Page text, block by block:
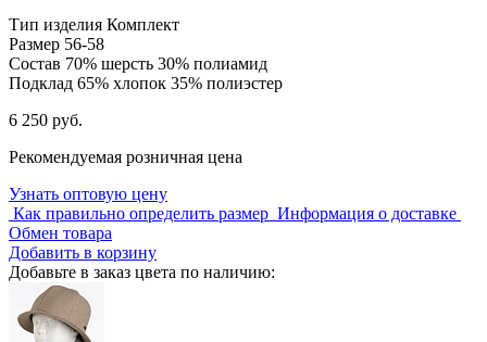
Тип изделия Комплект
Размер 56-58
Состав 70% шерсть 30% полиамид
Подклад 65% хлопок 35% полиэстер
6 250 руб.
Рекомендуемая розничная цена
Узнать оптовую цену
Как правильно определить размер Информация о доставке
Обмен товара
Добавить в корзину
Добавьте в заказ цвета по наличию: